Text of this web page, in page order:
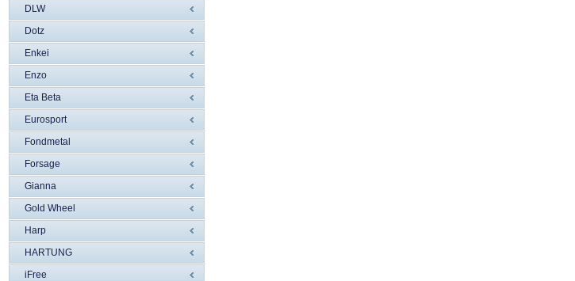
DLW
Dotz
Enkei
Enzo
Eta Beta
Eurosport
Fondmetal
Forsage
Gianna
Gold Wheel
Harp
HARTUNG
iFree